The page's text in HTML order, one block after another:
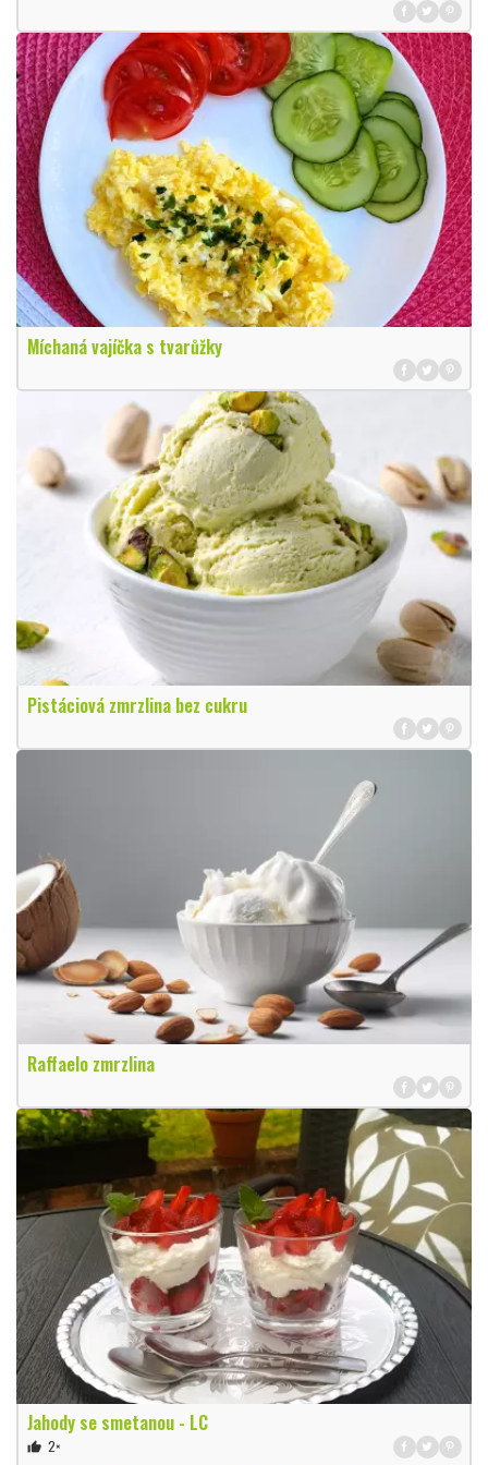
Míchaná vajíčka s tvarůžky
Pistáciová zmrzlina bez cukru
Raffaelo zmrzlina
Jahody se smetanou - LC
thumb_up 2×